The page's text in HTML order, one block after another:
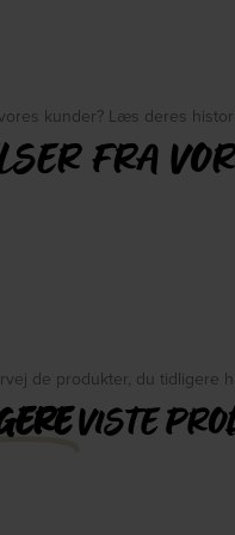
kunder? Læs deres
FRA
de produkter, du tidligere
VISTE